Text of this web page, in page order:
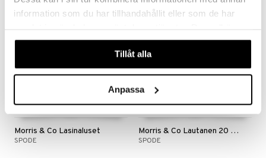
information som du har tillhandahållit eller som de har
våra cookies vid fortsatt användande av vår webbplats.
Tillåt alla
Anpassa
Morris & Co Lasinaluset
SPODE
Morris & Co Lautanen 20 cm
SPODE